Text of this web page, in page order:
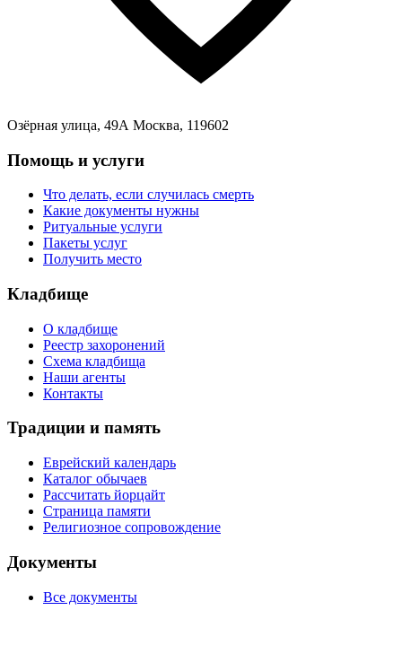
Озёрная улица, 49А Москва, 119602
Помощь и услуги
Что делать, если случилась смерть
Какие документы нужны
Ритуальные услуги
Пакеты услуг
Получить место
Кладбище
О кладбище
Реестр захоронений
Схема кладбища
Наши агенты
Контакты
Традиции и память
Еврейский календарь
Каталог обычаев
Рассчитать йорцайт
Страница памяти
Религиозное сопровождение
Документы
Все документы